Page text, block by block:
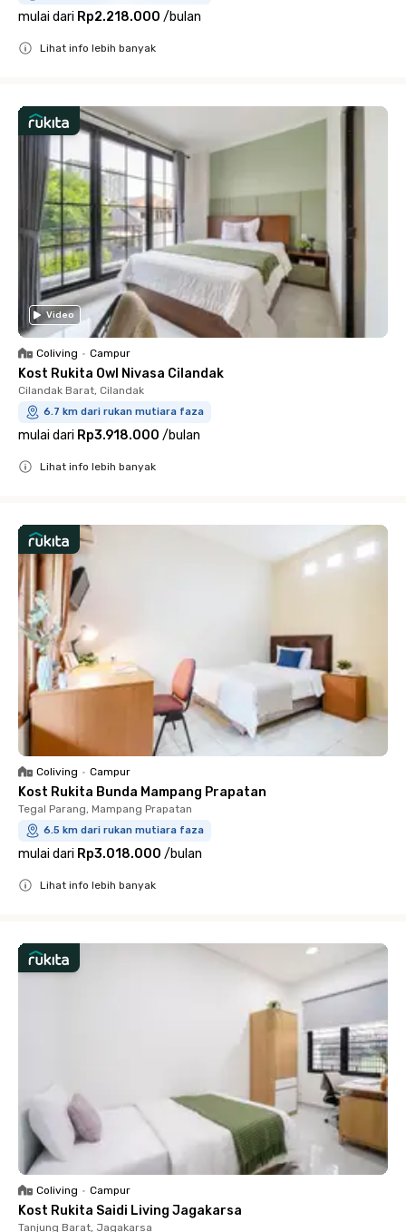
mulai dari Rp2.218.000 /bulan
Lihat info lebih banyak
Video
Coliving • Campur
Kost Rukita Owl Nivasa Cilandak
Cilandak Barat, Cilandak
6.7 km dari rukan mutiara faza
mulai dari Rp3.918.000 /bulan
Lihat info lebih banyak
Coliving • Campur
Kost Rukita Bunda Mampang Prapatan
Tegal Parang, Mampang Prapatan
6.5 km dari rukan mutiara faza
mulai dari Rp3.018.000 /bulan
Lihat info lebih banyak
Coliving • Campur
Kost Rukita Saidi Living Jagakarsa
Tanjung Barat, Jagakarsa